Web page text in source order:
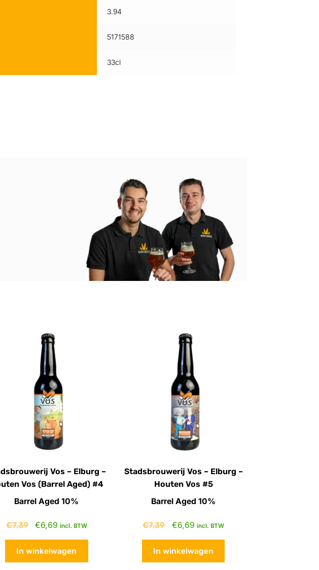
3.94
5171588
33cl
Vos – Elburg –
Vos (Barrel Aged) #4
Barrel Aged 10%
€7,39 €6,69 incl. BTW
In winkelwagen
Stadsbrouwerij Vos – Elburg –
Houten Vos #5
Barrel Aged 10%
€7,39 €6,69 incl. BTW
In winkelwagen